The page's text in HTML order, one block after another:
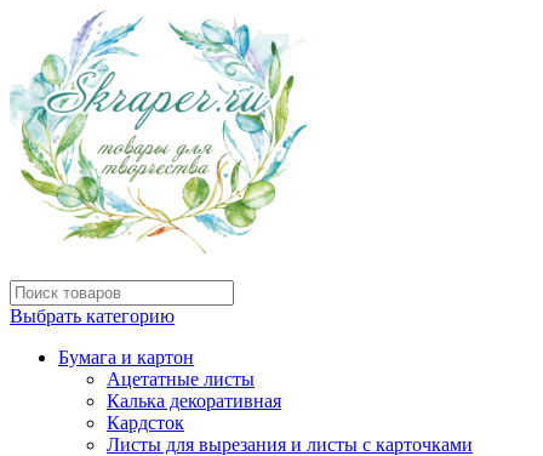
Выбрать категорию
Бумага и картон
Ацетатные листы
Калька декоративная
Кардсток
Листы для вырезания и листы с карточками